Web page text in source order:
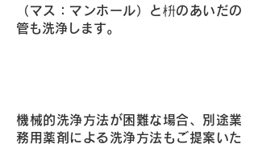
（マス：マンホール）と枡のあいだの
管も洗浄します。
機械的洗浄方法が困難な場合、別途業
務用薬剤による洗浄方法もご提案いた